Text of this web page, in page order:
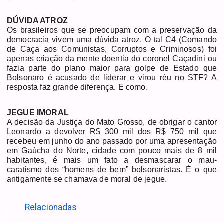
DÚVIDA ATROZ
Os brasileiros que se preocupam com a preservação da
democracia vivem uma dúvida atroz. O tal C4 (Comando
de Caça aos Comunistas, Corruptos e Criminosos) foi
apenas criação da mente doentia do coronel Caçadini ou
fazia parte do plano maior para golpe de Estado que
Bolsonaro é acusado de liderar e virou réu no STF? A
resposta faz grande diferença. E como.
JEGUE IMORAL
A decisão da Justiça do Mato Grosso, de obrigar o cantor
Leonardo a devolver R$ 300 mil dos R$ 750 mil que
recebeu em junho do ano passado por uma apresentação
em Gaúcha do Norte, cidade com pouco mais de 8 mil
habitantes, é mais um fato a desmascarar o mau-
caratismo dos “homens de bem” bolsonaristas. É o que
antigamente se chamava de moral de jegue.
Relacionadas